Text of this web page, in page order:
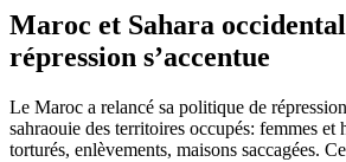
Maroc et Sahara
répression s’accentue
Le Maroc a relancé sa politique de
sahraouie des territoires occupés: femmes et
torturés, enlèvements, maisons saccagées.